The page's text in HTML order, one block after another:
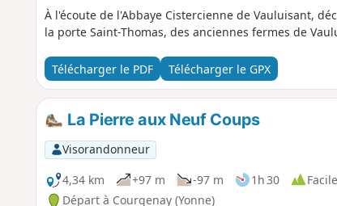
À l'écoute de l'Abbaye Cistercienne de Vauluisant,
la porte Saint-Thomas, des anciennes fermes de
Télécharger le PDF Télécharger le GPX
La Pierre aux Neuf Coups
Visorandonneur
4,34 km
+97 m -97 m 1h 30
Facile
Départ à Courgenay (Yonne)